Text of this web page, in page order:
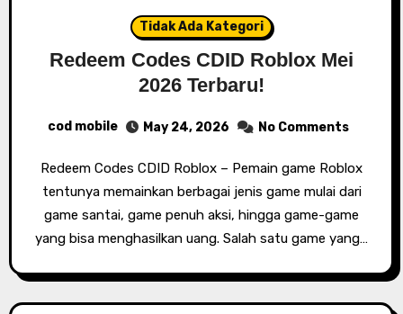
Tidak Ada Kategori
Redeem Codes CDID Roblox Mei
2026 Terbaru!
cod mobile May 24, 2026 No Comments
Redeem Codes CDID Roblox – Pemain game Roblox
tentunya memainkan berbagai jenis game mulai dari
game santai, game penuh aksi, hingga game-game
yang bisa menghasilkan uang. Salah satu game yang…